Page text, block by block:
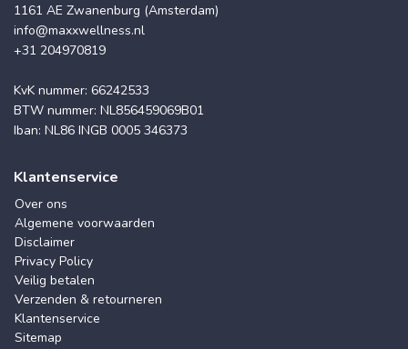
1161 AE Zwanenburg (Amsterdam)
info@maxxwellness.nl
+31 204970819
KvK nummer: 66242533
BTW nummer: NL856459069B01
Iban: NL86 INGB 0005 346373
Klantenservice
Over ons
Algemene voorwaarden
Disclaimer
Privacy Policy
Veilig betalen
Verzenden & retourneren
Klantenservice
Sitemap